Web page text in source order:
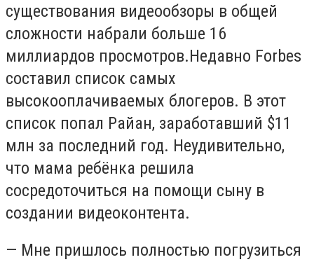
существования видеообзоры в общей
сложности набрали больше 16
миллиардов просмотров.Недавно Forbes
составил список самых
высокооплачиваемых блогеров. В этот
список попал Райан, заработавший $11
млн за последний год. Неудивительно,
что мама ребёнка решила
сосредоточиться на помощи сыну в
создании видеоконтента.
— Мне пришлось полностью погрузиться